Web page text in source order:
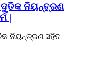
ଦୁତିକ ନିୟନ୍ତ୍ରଣ
|